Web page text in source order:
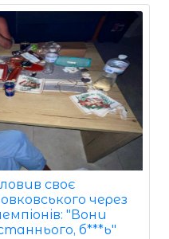
своє
через
"Вони
б***ь"